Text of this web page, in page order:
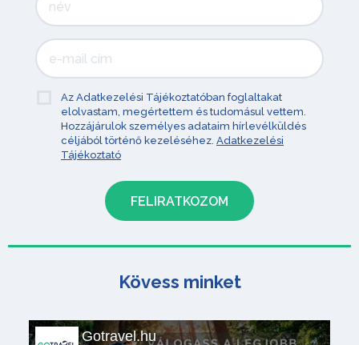
Az Adatkezelési Tájékoztatóban foglaltakat
elolvastam, megértettem és tudomásul vettem.
Hozzájárulok személyes adataim hírlevélküldés
céljából történő kezeléséhez. Adatkezelési
Tájékoztató
Kövess minket
Gotravel.hu